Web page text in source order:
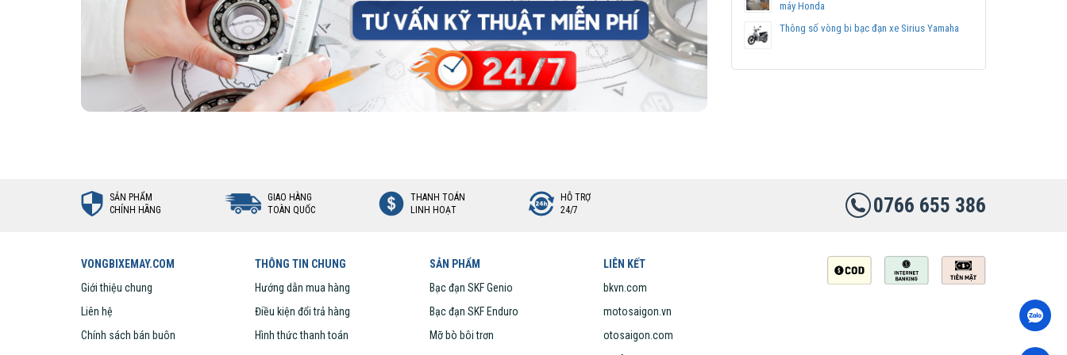
Các thành phần: Viên bi gốm, vòng cách TN9, và vòng trong có độ cứng cao HN3.
Ghi chú : Các vòng bi này có khe hở hướng kính C4, phù hợp với những ứng dụng làm việc ở tốc độ vòng quay cao, để bù trừ cho độ
dãn nở của các linh kiện của vòng bi khi làm việc ở nhiệt độ cao.
Các tính năng của phớt và nắp chặn:
máy Honda
Thông số vòng bi bạc đạn xe Sirius Yamaha
SẢN PHẨM
CHÍNH HÃNG
GIAO HÀNG
TOÀN QUỐC
THANH TOÁN
LINH HOẠT
HỖ TRỢ
24/7
0766 655 386
VONGBIXEMAY.COM
Giới thiệu chung
Liên hệ
Chính sách bán buôn
THÔNG TIN CHUNG
Hướng dẫn mua hàng
Điều kiện đổi trả hàng
Hình thức thanh toán
SẢN PHẨM
Bạc đạn SKF Genio
Bạc đạn SKF Enduro
Mỡ bò bôi trơn
LIÊN KẾT
bkvn.com
motosaigon.vn
otosaigon.com